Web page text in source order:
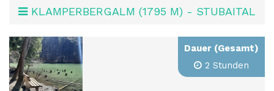
KLAMPERBERGALM (1795 M) - STUBAITAL
Dauer (Gesamt)
2 Stunden